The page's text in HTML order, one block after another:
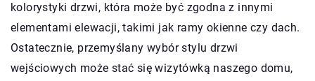
kolorystyki drzwi, która może być zgodna z innymi
elementami elewacji, takimi jak ramy okienne czy dach.
Ostatecznie, przemyślany wybór stylu drzwi
wejściowych może stać się wizytówką naszego domu,